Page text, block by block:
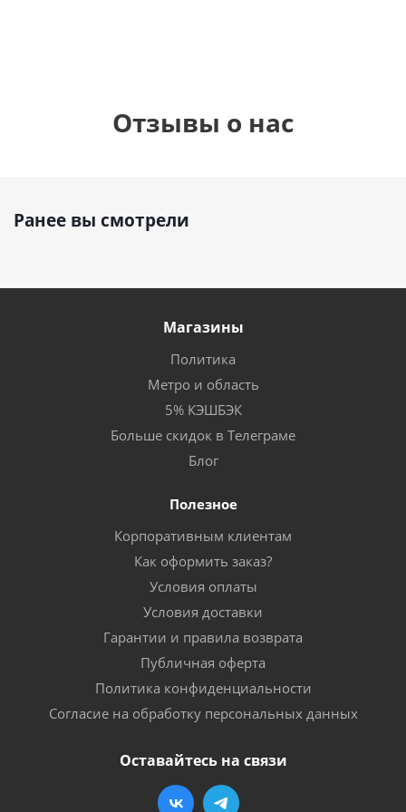
Отзывы о нас
Ранее вы смотрели
Магазины
Политика
Метро и область
5% КЭШБЭК
Больше скидок в Телеграме
Блог
Полезное
Корпоративным клиентам
Как оформить заказ?
Условия оплаты
Условия доставки
Гарантии и правила возврата
Публичная оферта
Политика конфиденциальности
Согласие на обработку персональных данных
Оставайтесь на связи